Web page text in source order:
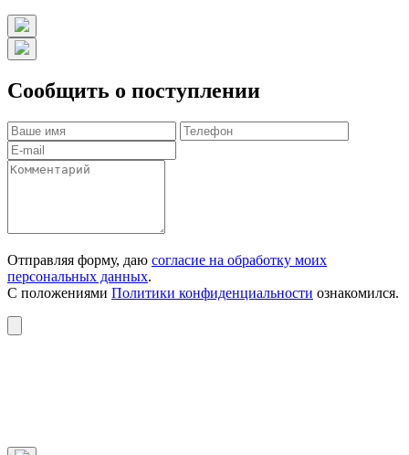
Сообщить о поступлении
Отправляя форму, даю согласие на обработку моих
персональных данных.
С положениями Политики конфиденциальности ознакомился.